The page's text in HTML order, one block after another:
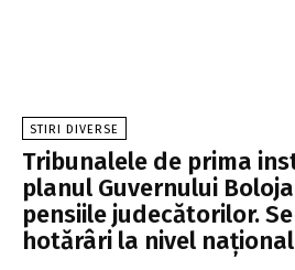
STIRI DIVERSE
Tribunalele de prima
planul Guvernului
pensiile judecătorilor.
hotărâri la nivel